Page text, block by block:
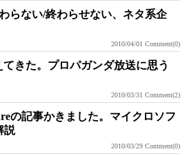
らない/終わらせない、ネタ系企
2010/04/01 Comment(0)
きた。プロパガンダ放送に思う
2010/03/31 Comment(2)
の記事かきました。マイクロソフ
説
2010/03/29 Comment(0)